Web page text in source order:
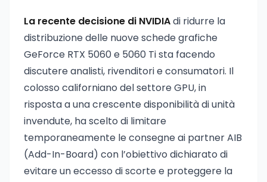
La recente decisione di NVIDIAdi ridurre la
distribuzione delle nuove schede grafiche
GeForce RTX 5060 e 5060 Ti sta facendo
discutere analisti, rivenditori e consumatori. Il
colosso californiano del settore GPU, in
risposta a una crescente disponibilità di unità
invendute, ha scelto di limitare
temporaneamente le consegne ai partner AIB
(Add-In-Board) con l’obiettivo dichiarato di
evitare un eccesso di scorte e proteggere la